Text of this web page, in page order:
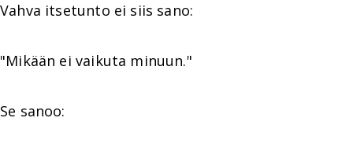
Vahva itsetunto ei siis sano:
"Mikään ei vaikuta minuun."
Se sanoo: